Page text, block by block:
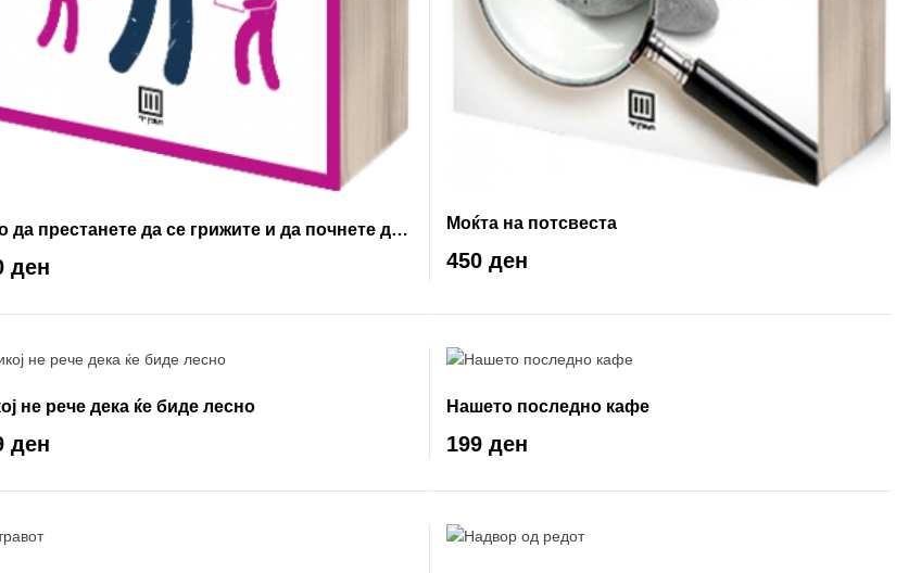
да престанете да се грижите и да почнете да
ден
Моќта на потсвеста
450 ден
не рече дека ќе биде лесно
ден
Нашето последно кафе
199 ден